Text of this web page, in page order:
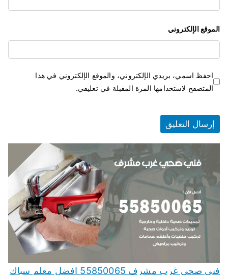
الموقع الإلكتروني
احفظ اسمي، بريدي الإلكتروني، والموقع الإلكتروني في هذا
المتصفح لاستخدامها المرة المقبلة في تعليقي.
فني صحي غرب مشرف 55850065 افضل معلم سباك